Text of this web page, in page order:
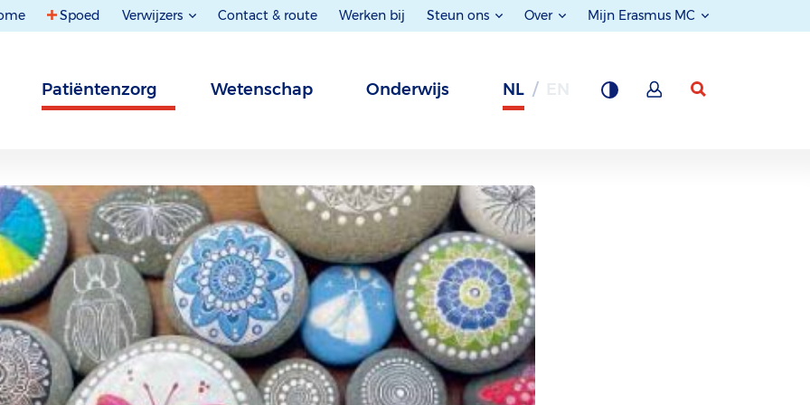
Spoed Verwijzers Contact & route Werken bij Steun ons Over Mijn Erasmus MC
Patiëntenzorg Wetenschap Onderwijs NL